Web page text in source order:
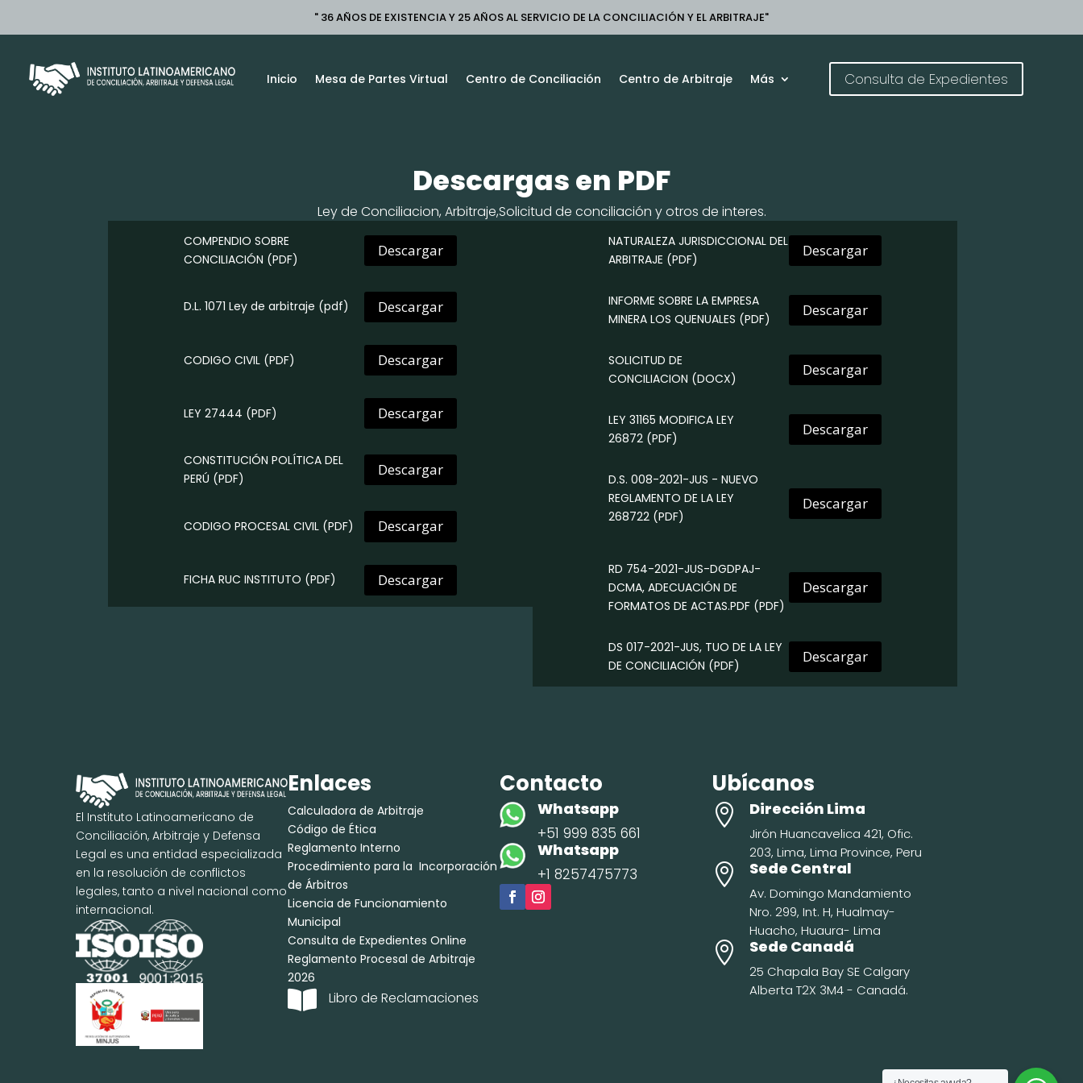
" 36 AÑOS DE EXISTENCIA Y 25 AÑOS AL SERVICIO DE LA CONCILIACIÓN Y EL ARBITRAJE"
Inicio Mesa de Partes Virtual Centro de Conciliación Centro de Arbitraje Más Consulta de Expedientes
Descargas en PDF
Ley de Conciliacion, Arbitraje,Solicitud de conciliación y otros de interes.
COMPENDIO SOBRE
CONCILIACIÓN (PDF) Descargar
D.L. 1071 Ley de arbitraje (pdf) Descargar
CODIGO CIVIL (PDF) Descargar
LEY 27444 (PDF) Descargar
CONSTITUCIÓN POLÍTICA DEL
PERÚ (PDF) Descargar
CODIGO PROCESAL CIVIL (PDF) Descargar
FICHA RUC INSTITUTO (PDF) Descargar
NATURALEZA JURISDICCIONAL DEL
ARBITRAJE (PDF) Descargar
INFORME SOBRE LA EMPRESA
MINERA LOS QUENUALES (PDF) Descargar
SOLICITUD DE
CONCILIACION (DOCX) Descargar
LEY 31165 MODIFICA LEY
26872 (PDF) Descargar
D.S. 008-2021-JUS - NUEVO
REGLAMENTO DE LA LEY
268722 (PDF)
Descargar
RD 754-2021-JUS-DGDPAJ-
DCMA, ADECUACIÓN DE
FORMATOS DE ACTAS.PDF (PDF)
Descargar
DS 017-2021-JUS, TUO DE LA LEY
DE CONCILIACIÓN (PDF) Descargar
El Instituto Latinoamericano de
Conciliación, Arbitraje y Defensa
Legal es una entidad especializada
en la resolución de conflictos
legales, tanto a nivel nacional como
internacional.
Enlaces
Calculadora de Arbitraje
Código de Ética
Reglamento Interno
Procedimiento para la Incorporación
de Árbitros
Licencia de Funcionamiento
Municipal
Consulta de Expedientes Online
Reglamento Procesal de Arbitraje
2026
 Libro de Reclamaciones
Contacto
Whatsapp
+51 999 835 661
Whatsapp
+1 8257475773
Ubícanos
 Dirección Lima
Jirón Huancavelica 421, Ofic.
203, Lima, Lima Province, Peru
 Sede Central
Av. Domingo Mandamiento
Nro. 299, Int. H, Hualmay-
Huacho, Huaura- Lima
 Sede Canadá
25 Chapala Bay SE Calgary
Alberta T2X 3M4 - Canadá.